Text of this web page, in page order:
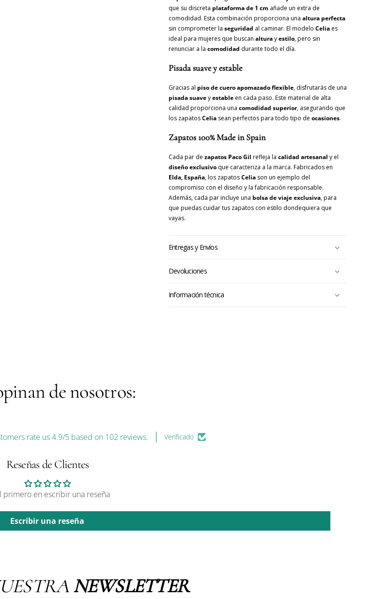
que su discreta plataforma de 1 cm añade un extra de
comodidad. Esta combinación proporciona una altura perfecta
sin comprometer la seguridad al caminar. El modelo Celiaes
ideal para mujeres que buscan alturayestilo, pero sin
renunciar a la comodidad durante todo el día.
Pisada suave y estable
Gracias al piso de cuero apomazado flexible, disfrutarás de una
pisada suaveyestableen cada paso. Este material de alta
calidad proporciona una comodidad superior, asegurando que
los zapatosCeliasean perfectos para todo tipo de ocasiones.
Zapatos 100% Made in Spain
Cada par de zapatos Paco Gil refleja la calidad artesanal y el
diseño exclusivoque caracteriza a la marca. Fabricados en
Elda, España, los zapatosCeliason un ejemplo del
compromiso con el diseño y la fabricación responsable.
Además, cada par incluye una bolsa de viaje exclusiva, para
que puedas cuidar tus zapatos con estilo dondequiera que
vayas.
Entregas y Envíos
Devoluciones
Información técnica
de nosotros:
rate us 4.9/5 based on 102 reviews. Verificado
Reseñas de Clientes
primero en escribir una reseña
Escribir una reseña
NEWSLETTER